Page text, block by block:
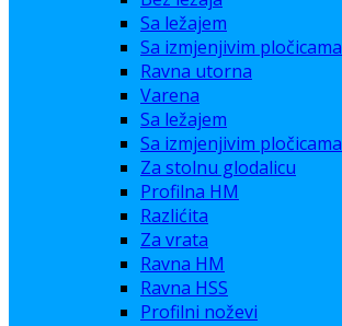
Sa ležajem
Sa izmjenjivim pločicama
Ravna utorna
Varena
Sa ležajem
Sa izmjenjivim pločicama
Za stolnu glodalicu
Profilna HM
Razlićita
Za vrata
Ravna HM
Ravna HSS
Profilni noževi